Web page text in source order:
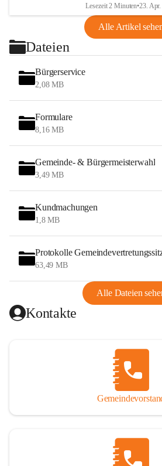
Lesezeit 2 Minuten•23.
Alle Artikel
Dateien
Bürgerservice
2,08 MB
Formulare
8,16 MB
Gemeinde- & Bürgermeisterwahl
3,49 MB
Kundmachungen
1,8 MB
Protokolle
63,49 MB
Alle Dateien
Kontakte